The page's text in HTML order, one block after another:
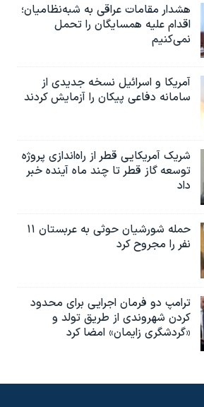
هشدار مقامات عراقی به شبه‌نظامیان؛
اقدام علیه همسایگان را تحمل
نمی‌کنیم
آمریکا و اسرائیل نسخه جدیدی از
سامانه دفاعی پیکان را آزمایش کردند
شریک آمریکایی قطر از راه‌اندازی پروژه
توسعه گاز قطر تا چند ماه آینده خبر
داد
حمله شورشیان حوثی به عربستان ۱۱
نفر را مجروح کرد
ترامپ دو فرمان اجرایی برای محدود
کردن شهروندی از طریق تولد و
«گردشگری زایمان» امضا کرد